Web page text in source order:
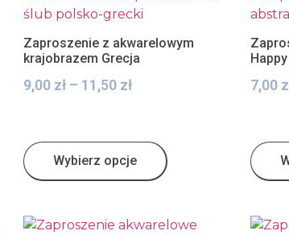
Zaproszenie z akwarelowym
krajobrazem Grecja
9,00 zł – 11,50 zł
Wybierz opcje
Happy
7,00